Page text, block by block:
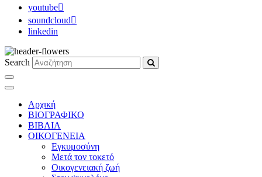
youtube
soundcloud
linkedin
Search
Αρχική
ΒΙΟΓΡΑΦΙΚΟ
ΒΙΒΛΙΑ
ΟΙΚΟΓΕΝΕΙΑ
Εγκυμοσύνη
Μετά τον τοκετό
Οικογενειακή ζωή